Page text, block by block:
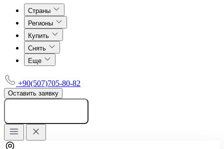
Страны
Регионы
Купить
Снять
Еще
+90(507)705-80-82
Оставить заявку